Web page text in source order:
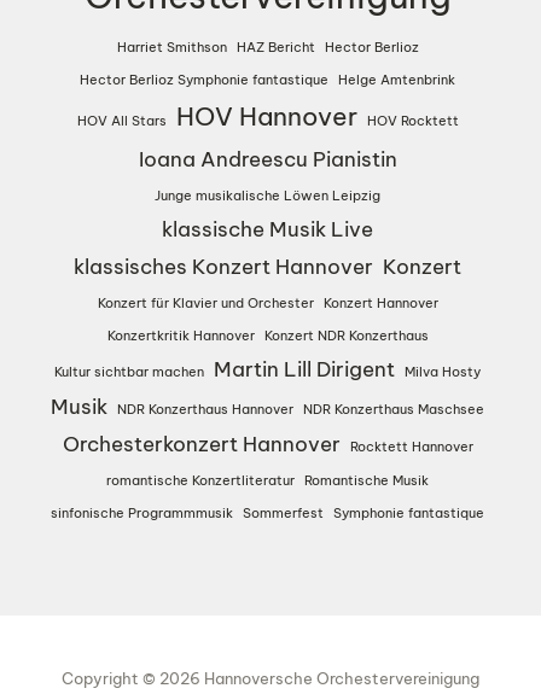
Harriet Smithson HAZ Bericht
Hector Berlioz
Hector Berlioz Symphonie fantastique
Helge Amtenbrink
HOV All Stars HOV Hannover HOV Rocktett
Ioana Andreescu Pianistin
Junge musikalische Löwen Leipzig
klassische Musik Live
klassisches Konzert Hannover Konzert
Konzert für Klavier und Orchester
Konzert Hannover
Konzertkritik Hannover
Konzert NDR Konzerthaus
Kultur sichtbar machen Martin Lill Dirigent Milva Hosty
Musik NDR Konzerthaus Hannover NDR Konzerthaus Maschsee
Orchesterkonzert Hannover
Rocktett Hannover
romantische Konzertliteratur Romantische Musik
sinfonische Programmmusik Sommerfest Symphonie fantastique
Copyright © 2026 Hannoversche Orchestervereinigung